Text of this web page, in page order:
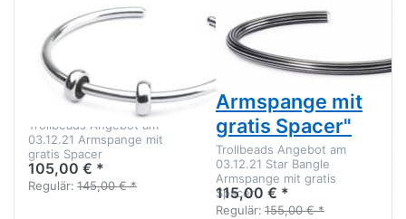
TROLLBEADS
Trollbeads
Türchen 3
"Armspange mit
gratis Spacer"
Trollbeads Angebot am
03.12.21 Armspange mit
gratis Spacer
105,00 € *
Regulär: 145,00 € *
Trollbeads
Türchen 3 "Star
Bangle
Armspange mit
gratis Spacer"
Trollbeads Angebot am
03.12.21 Star Bangle
Armspange mit gratis
Spacer
115,00 € *
Regulär: 155,00 € *